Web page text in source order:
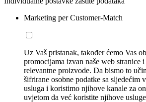
Marketing per Customer-Match
Uz Vaš pristanak, također ćemo Vas
promocijama izvan naše web stranice
relevantne proizvode. Da bismo to
šifrirane osobne podatke sa sljedećim
usluga i koristimo njihove kanale za
uvjetom da već koristite njihove